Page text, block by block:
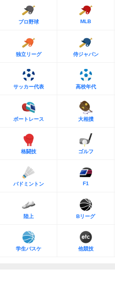
プロ野球 MLB
独立リーグ 侍ジャパン
サッカー代表 高校年代
ボートレース 大相撲
格闘技 ゴルフ
バドミントン F1
陸上 Bリーグ
学生バスケ 他競技